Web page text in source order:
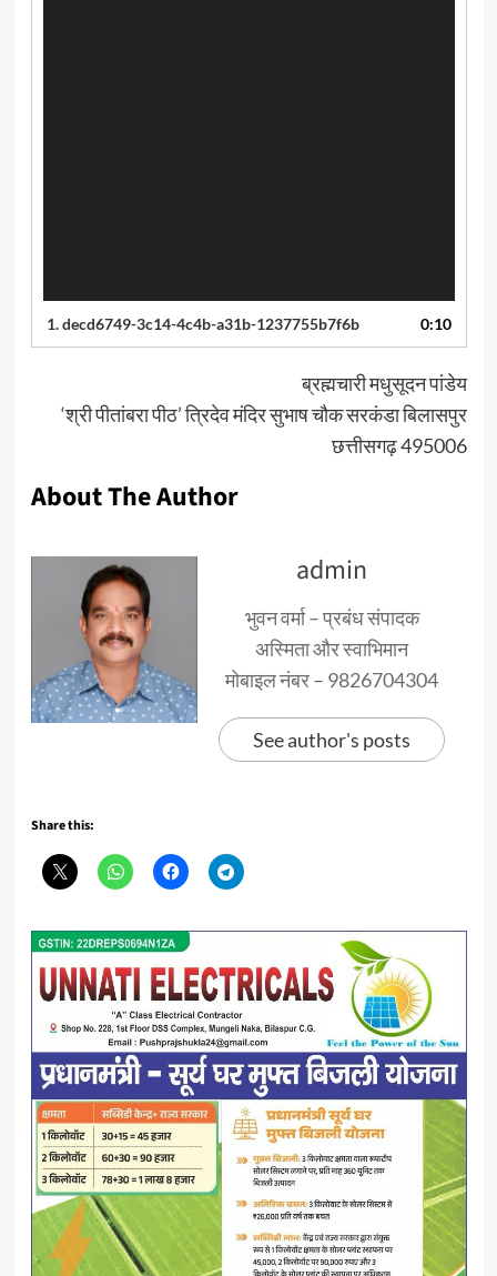
1.decd6749-3c14-4c4b-a31b-1237755b7f6b 0:10
ब्रह्मचारी मधुसूदन पांडेय
‘श्री पीतांबरा पीठ’ त्रिदेव मंदिर सुभाष चौक सरकंडा बिलासपुर
छत्तीसगढ़ 495006
About The Author
admin
भुवन वर्मा – प्रबंध संपादक
अस्मिता और स्वाभिमान
मोबाइल नंबर – 9826704304
See author's posts
Share this: